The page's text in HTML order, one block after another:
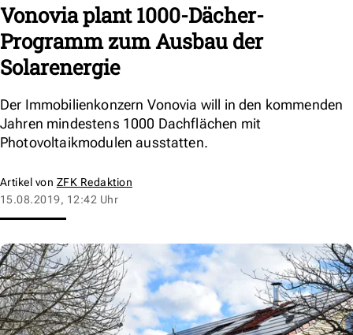
Vonovia plant 1000-Dächer-
Programm zum Ausbau der
Solarenergie
Der Immobilienkonzern Vonovia will in den kommenden
Jahren mindestens 1000 Dachflächen mit
Photovoltaikmodulen ausstatten.
Artikel von ZFK Redaktion
15.08.2019, 12:42 Uhr